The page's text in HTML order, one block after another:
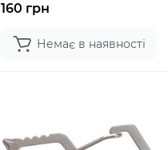
160 грн
Немає в наявності